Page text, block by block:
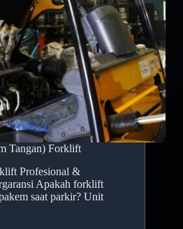
Tangan) Forklift
Profesional &
Apakah forklift
saat parkir? Unit